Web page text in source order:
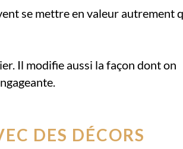
se mettre en valeur autrement
Il modifie aussi la façon dont on
DES DÉCORS